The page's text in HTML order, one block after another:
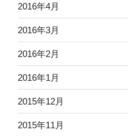
2016年4月
2016年3月
2016年2月
2016年1月
2015年12月
2015年11月